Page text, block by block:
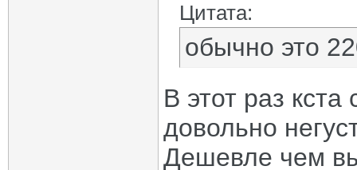
Цитата:
обычно это
В этот раз
довольно
Дешевле чем